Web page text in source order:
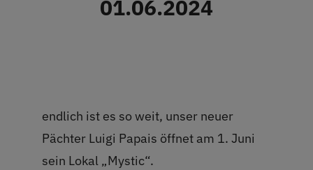
Info
01.06.2024
endlich ist es so weit, unser neuer
Pächter Luigi Papais öffnet am 1. Juni
sein Lokal „Mystic“.